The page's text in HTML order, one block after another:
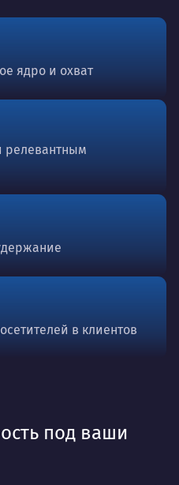
ядро и охват
релевантным
в клиентов
под ваши